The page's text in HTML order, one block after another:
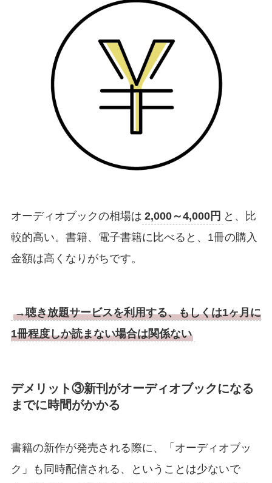
オーディオブックの相場は 2,000～4,000円 と、比
較的高い。書籍、電子書籍に比べると、1冊の購入
金額は高くなりがちです。
→聴き放題サービスを利用する、もしくは1ヶ月に
1冊程度しか読まない場合は関係ない
デメリット③新刊がオーディオブックになる
までに時間がかかる
書籍の新作が発売される際に、「オーディオブッ
ク」も同時配信される、ということは少ないで